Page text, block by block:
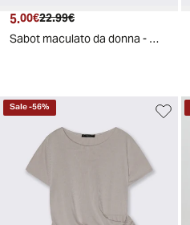
Prezzo attuale
5.00€ Prezzo originale
22.99€
Sabot maculato da donna - Maculato
Sale-56%